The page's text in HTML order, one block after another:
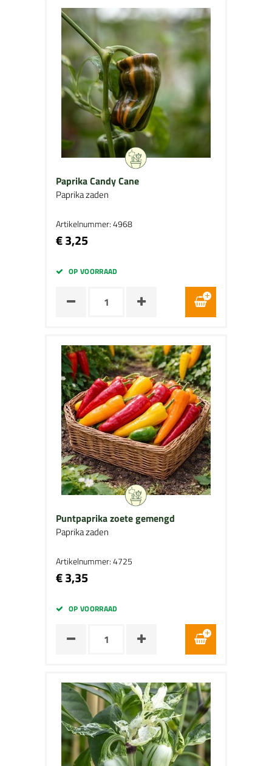
Paprika Candy Cane
Paprika zaden
Artikelnummer: 4968
€ 3,25
OP VOORRAAD
Puntpaprika zoete gemengd
Paprika zaden
Artikelnummer: 4725
€ 3,35
OP VOORRAAD